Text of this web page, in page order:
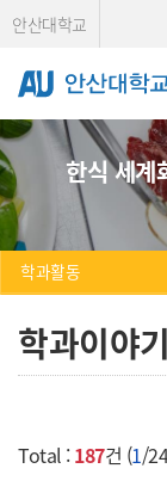
Skip
안산대학교
한식 세계
학과활동
학과이야기
Total :187건 (1/